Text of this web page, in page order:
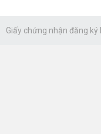
Giấy chứng nhận đăng